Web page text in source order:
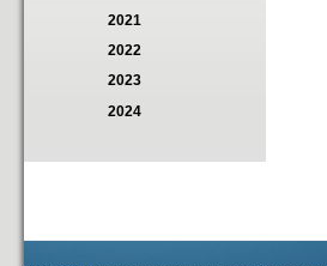
2021
2022
2023
2024